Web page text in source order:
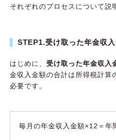
それぞれのプロセスについて説
STEP1.受け取った年金収
はじめに、 受け取った年金収入
金収入金額の合計は所得税計算
必要です。
毎月の年金収入金額×12＝年